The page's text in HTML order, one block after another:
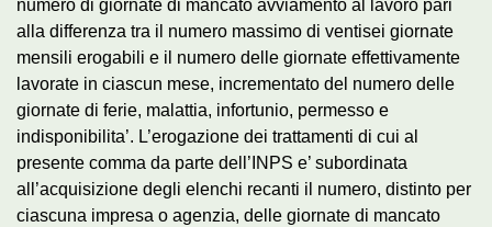
numero di giornate di mancato avviamento al lavoro pari
alla differenza tra il numero massimo di ventisei giornate
mensili erogabili e il numero delle giornate effettivamente
lavorate in ciascun mese, incrementato del numero delle
giornate di ferie, malattia, infortunio, permesso e
indisponibilita’. L’erogazione dei trattamenti di cui al
presente comma da parte dell’INPS e’ subordinata
all’acquisizione degli elenchi recanti il numero, distinto per
ciascuna impresa o agenzia, delle giornate di mancato